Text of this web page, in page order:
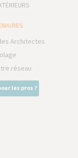
Architectes
réseau
les pros ?